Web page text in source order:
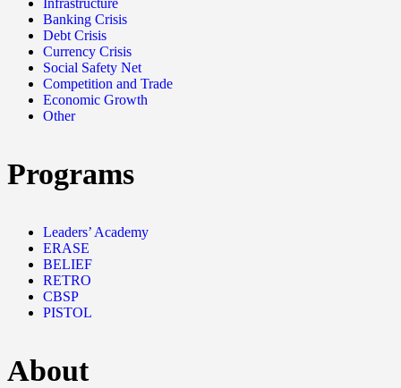
Banking Crisis
Debt Crisis
Currency Crisis
Social Safety Net
Competition and Trade
Economic Growth
Other
Programs
Leaders’ Academy
ERASE
BELIEF
RETRO
CBSP
PISTOL
About